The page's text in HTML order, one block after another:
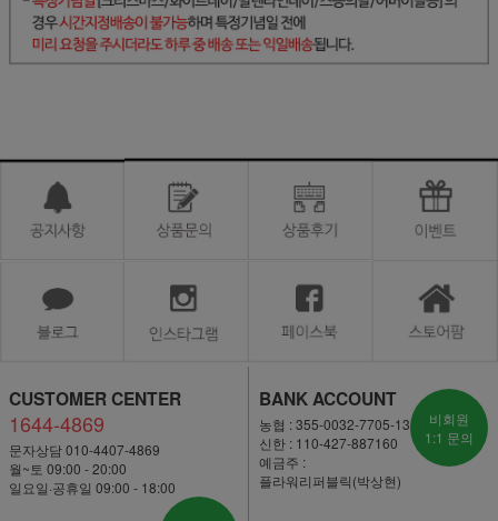
CUSTOMER CENTER
1644-4869
문자상담 010-4407-4869
월~토 09:00 - 20:00
일요일·공휴일 09:00 - 18:00
BANK ACCOUNT
농협 : 355-0032-7705-13
신한 : 110-427-887160
예금주 :
플라워리퍼블릭(박상현)
비회원
1:1 문의